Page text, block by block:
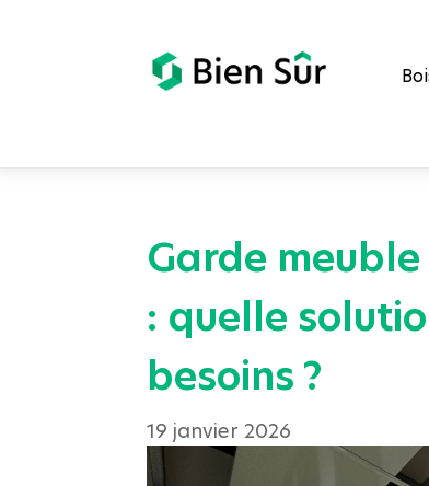
Garde
: quelle
besoins ?
19 janvier 2026